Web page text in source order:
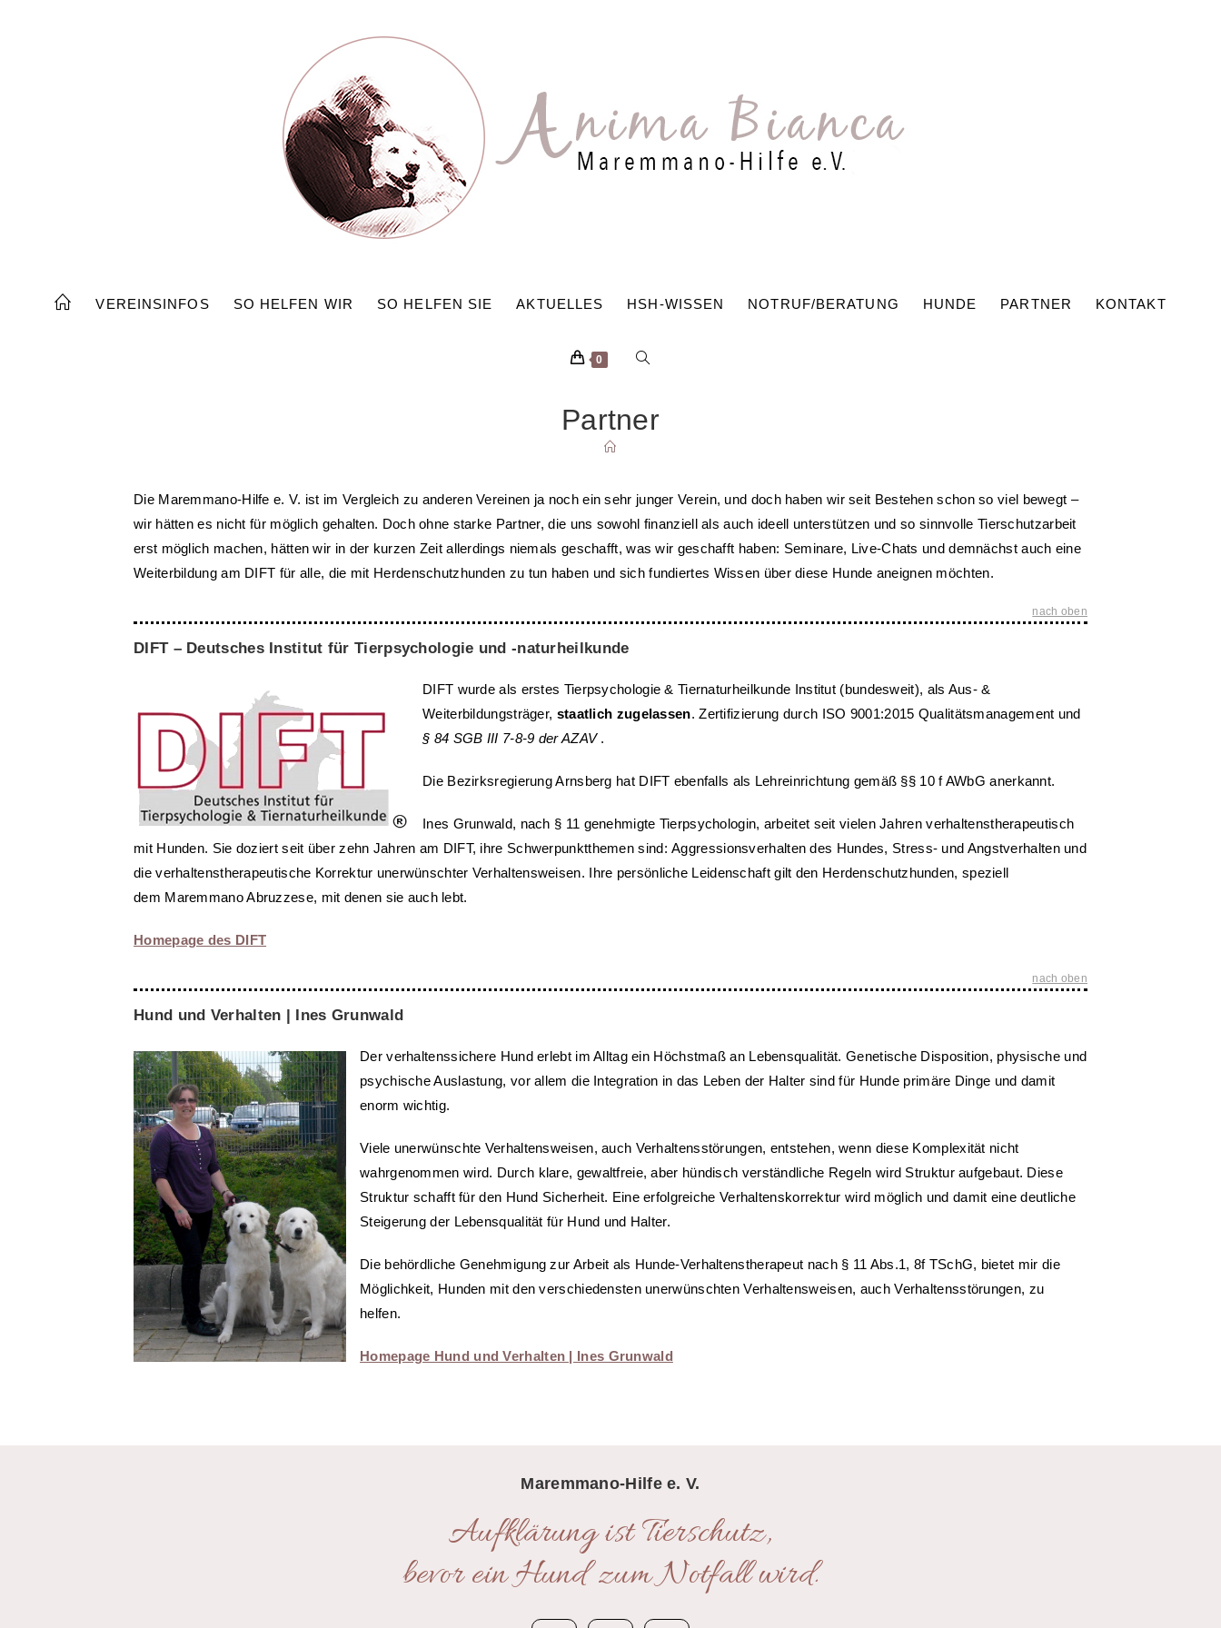
VEREINSINFOS SO HELFEN WIR SO HELFEN SIE AKTUELLES HSH-WISSEN NOTRUF/BERATUNG HUNDE PARTNER KONTAKT
0 WEBSITE-
SUCHE
Partner
Die Maremmano-Hilfe e. V. ist im Vergleich zu anderen Vereinen ja noch ein sehr junger Verein, und doch haben wir seit Bestehen schon so viel bewegt –
wir hätten es nicht für möglich gehalten. Doch ohne starke Partner, die uns sowohl finanziell als auch ideell unterstützen und so sinnvolle Tierschutzarbeit
erst möglich machen, hätten wir in der kurzen Zeit allerdings niemals geschafft, was wir geschafft haben: Seminare, Live-Chats und demnächst auch eine
Weiterbildung am DIFT für alle, die mit Herdenschutzhunden zu tun haben und sich fundiertes Wissen über diese Hunde aneignen möchten.
nach oben
DIFT – Deutsches Institut für Tierpsychologie und -naturheilkunde
DIFT wurde als erstes Tierpsychologie & Tiernaturheilkunde Institut (bundesweit), als Aus- &
Weiterbildungsträger, staatlich zugelassen. Zertifizierung durch ISO 9001:2015 Qualitätsmanagement und
§ 84 SGB III 7-8-9 der AZAV.
Die Bezirksregierung Arnsberg hat DIFT ebenfalls als Lehreinrichtung gemäß §§ 10 f AWbG anerkannt.
Ines Grunwald, nach § 11 genehmigte Tierpsychologin, arbeitet seit vielen Jahren verhaltenstherapeutisch
mit Hunden. Sie doziert seit über zehn Jahren am DIFT, ihre Schwerpunktthemen sind: Aggressionsverhalten des Hundes, Stress- und Angstverhalten und
die verhaltenstherapeutische Korrektur unerwünschter Verhaltensweisen. Ihre persönliche Leidenschaft gilt den Herdenschutzhunden, speziell
dem Maremmano Abruzzese, mit denen sie auch lebt.
Homepage des DIFT
nach oben
Hund und Verhalten | Ines Grunwald
Der verhaltenssichere Hund erlebt im Alltag ein Höchstmaß an Lebensqualität. Genetische Disposition, physische und
psychische Auslastung, vor allem die Integration in das Leben der Halter sind für Hunde primäre Dinge und damit
enorm wichtig.
Viele unerwünschte Verhaltensweisen, auch Verhaltensstörungen, entstehen, wenn diese Komplexität nicht
wahrgenommen wird. Durch klare, gewaltfreie, aber hündisch verständliche Regeln wird Struktur aufgebaut. Diese
Struktur schafft für den Hund Sicherheit. Eine erfolgreiche Verhaltenskorrektur wird möglich und damit eine deutliche
Steigerung der Lebensqualität für Hund und Halter.
Die behördliche Genehmigung zur Arbeit als Hunde-Verhaltenstherapeut nach § 11 Abs.1, 8f TSchG, bietet mir die
Möglichkeit, Hunden mit den verschiedensten unerwünschten Verhaltensweisen, auch Verhaltensstörungen, zu
helfen.
Homepage Hund und Verhalten | Ines Grunwald
Maremmano-Hilfe e. V.
Aufklärung ist Tierschutz,
bevor ein Hund zum Notfall wird.